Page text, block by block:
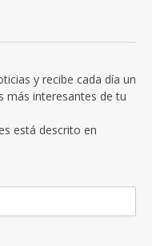
y recibe cada día un
más interesantes de tu
está descrito en